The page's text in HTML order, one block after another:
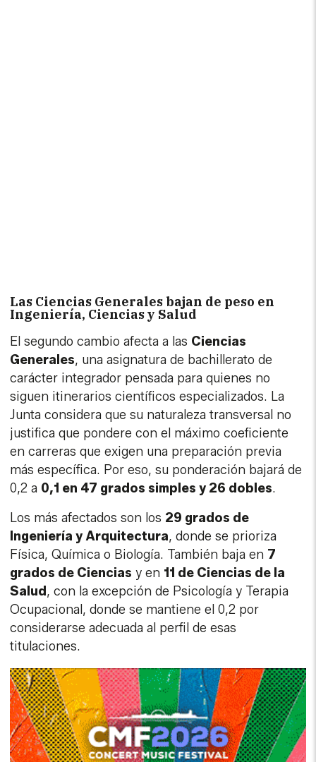
Las Ciencias Generales bajan de peso en
Ingeniería, Ciencias y Salud
El segundo cambio afecta a las Ciencias
Generales, una asignatura de bachillerato de
carácter integrador pensada para quienes no
siguen itinerarios científicos especializados. La
Junta considera que su naturaleza transversal no
justifica que pondere con el máximo coeficiente
en carreras que exigen una preparación previa
más específica. Por eso, su ponderación bajará de
0,2 a 0,1 en 47 grados simples y 26 dobles.
Los más afectados son los 29 grados de
Ingeniería y Arquitectura, donde se prioriza
Física, Química o Biología. También baja en 7
grados de Ciencias y en 11 de Ciencias de la
Salud, con la excepción de Psicología y Terapia
Ocupacional, donde se mantiene el 0,2 por
considerarse adecuada al perfil de esas
titulaciones.